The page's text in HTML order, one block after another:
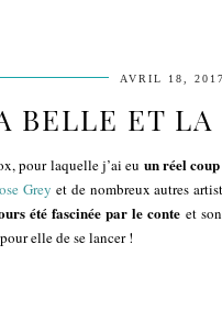
AVRIL 18, 2017
BELLE ET LA
pour laquelle j’ai eu un réel
Grey et de nombreux autres
été fascinée par le conte et
elle de se lancer !